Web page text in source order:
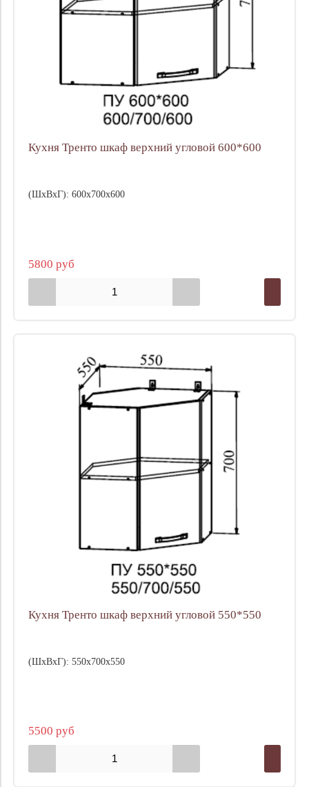
Кухня Тренто шкаф верхний угловой 600*600
(ШхВхГ): 600х700х600
5800 руб
Кухня Тренто шкаф верхний угловой 550*550
(ШхВхГ): 550х700х550
5500 руб